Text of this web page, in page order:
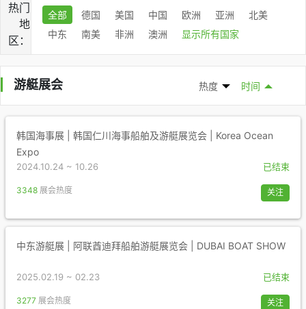
热门
地
区：
全部 德国 美国 中国 欧洲 亚洲
北美
中东
南美 非洲 澳洲 显示所有国家
游艇展会 热度 时间
韩国海事展 | 韩国仁川海事船舶及游艇展览会 | Korea Ocean
Expo
2024.10.24 ~ 10.26 已结束
3348 展会热度 关注
中东游艇展 | 阿联酋迪拜船舶游艇展览会 | DUBAI BOAT SHOW
2025.02.19 ~ 02.23 已结束
3277 展会热度 关注